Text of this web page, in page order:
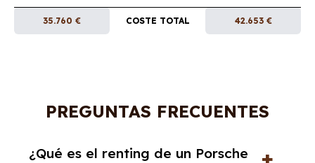
35.760 € COSTE TOTAL 42.653 €
PREGUNTAS FRECUENTES
¿Qué es el renting de un Porsche